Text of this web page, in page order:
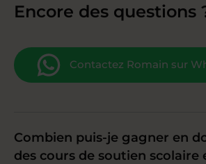
Encore des questions
Contactez Romain sur
Combien puis-je gagner en
des cours de soutien scolaire